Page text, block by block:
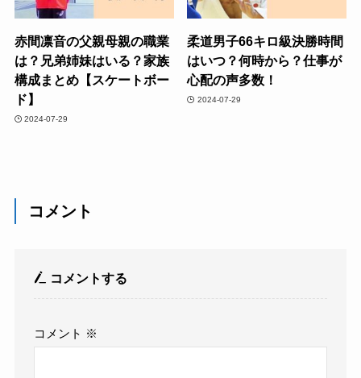
赤間凛音の父親母親の職業
は？兄弟姉妹はいる？家族
構成まとめ【スケートボー
ド】
2024-07-29
柔道男子66キロ級決勝時間
はいつ？何時から？仕事が
心配の声多数！
2024-07-29
コメント
コメントする
コメント ※